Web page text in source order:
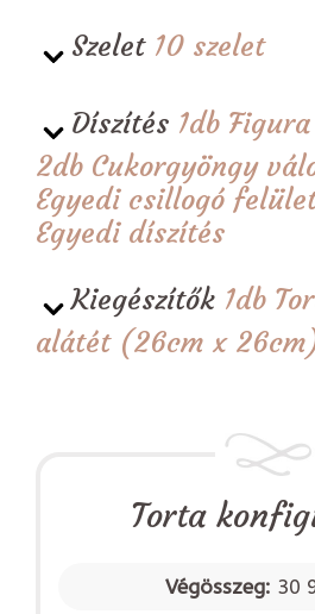
Szelet 10 szelet
Díszítés 1db
2db Cukorgyöngy
Egyedi csillogó
Egyedi díszítés
Kiegészítők 1db
alátét (26cm x
Torta
Végösszeg: 30